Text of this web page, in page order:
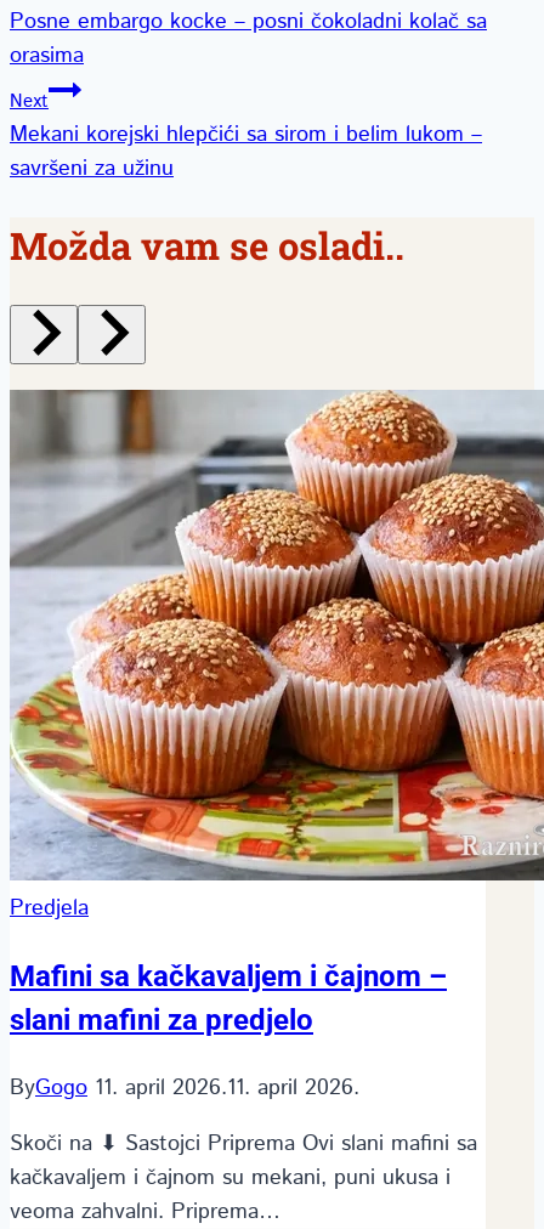
članka
Posne embargo kocke – posni čokoladni kolač sa
orasima
Next
Mekani korejski hlepčići sa sirom i belim lukom –
savršeni za užinu
Možda vam se osladi..
Predjela
Mafini sa kačkavaljem i čajnom –
slani mafini za predjelo
ByGogo 11. april 2026.11. april 2026.
Skoči na ⬇ Sastojci Priprema Ovi slani mafini sa
kačkavaljem i čajnom su mekani, puni ukusa i
veoma zahvalni. Priprema…